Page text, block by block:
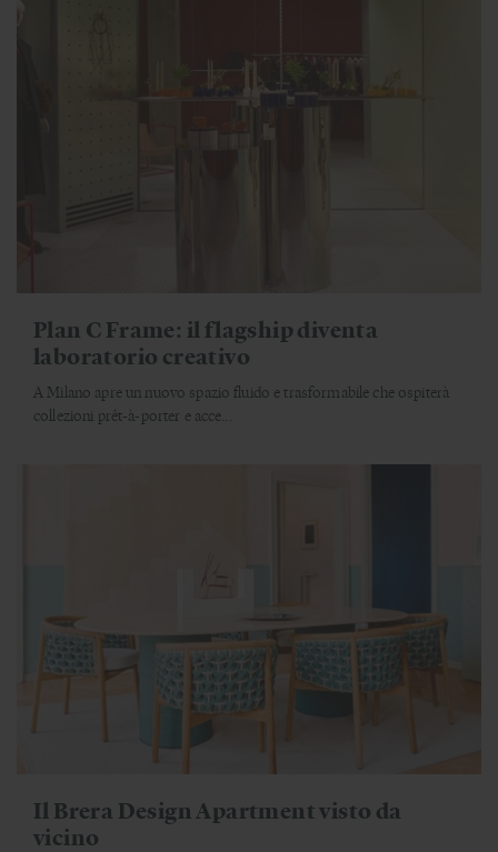
Plan C Frame: il flagship diventa
laboratorio creativo
A Milano apre un nuovo spazio fluido e trasformabile che ospiterà
collezioni prêt-à-porter e acce...
Il Brera Design Apartment visto da
vicino